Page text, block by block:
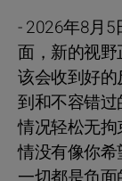
- 2026年8月5
面，新的视
该会收到好
到和不容错
情况轻松无
情没有像你